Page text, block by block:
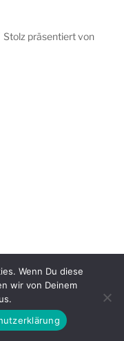
Stolz präsentiert von
Wenn Du diese
wir von Deinem